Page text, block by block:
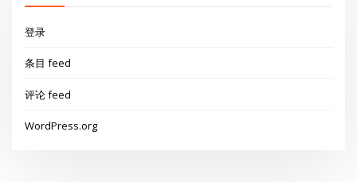
登录
条目 feed
评论 feed
WordPress.org